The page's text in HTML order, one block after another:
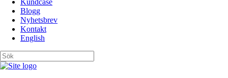
Kundcase
Blogg
Nyhetsbrev
Kontakt
English